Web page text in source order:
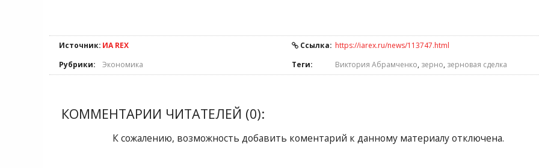
Источник: ИА REX Ссылка: https://iarex.ru/news/113747.html
Рубрики:
Экономика Теги: Виктория Абрамченко, зерно, зерновая сделка
КОММЕНТАРИИ ЧИТАТЕЛЕЙ (0):
К сожалению, возможность добавить коментарий к данному материалу отключена.